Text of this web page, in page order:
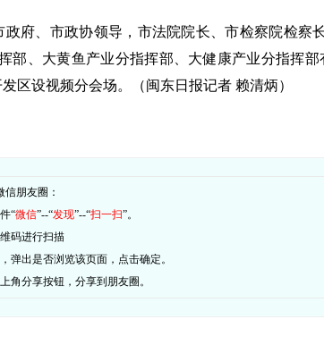
府、市政协领导，市法院院长、市检察院检察
部、大黄鱼产业分指挥部、大健康产业分指挥
区设视频分会场。（闽东日报记者 赖清炳）
朋友圈：
“微信”--“发现”--“扫一扫”。
码进行扫描
弹出是否浏览该页面，点击确定。
角分享按钮，分享到朋友圈。